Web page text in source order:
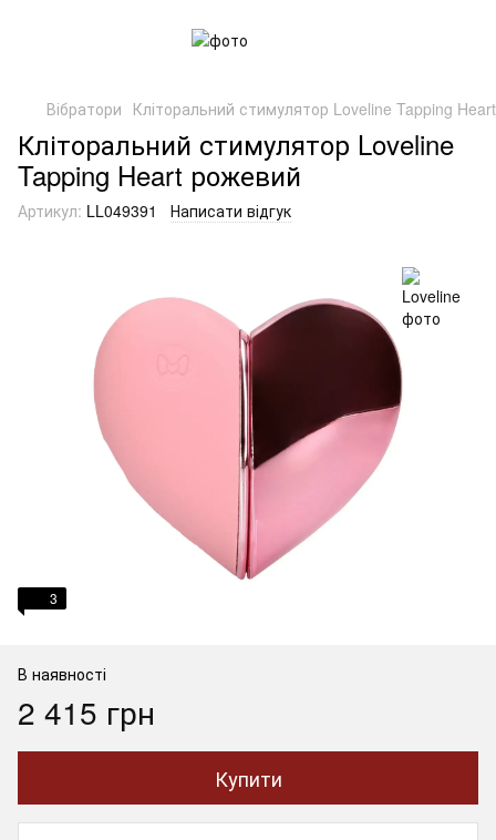
Вібратори Кліторальний стимулятор Loveline Tapping
Кліторальний стимулятор Loveline
Tapping Heart рожевий
Артикул: LL049391 Написати відгук
3
В наявності
2 415 грн
Купити